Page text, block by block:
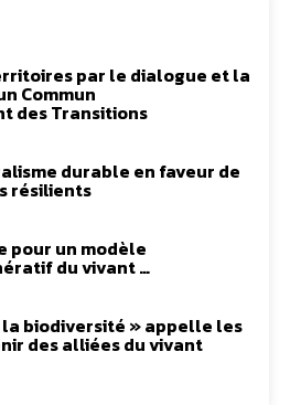
par le dialogue et la
Commun
des Transitions
durable en faveur de
résilients
pour un modèle
du vivant …
la biodiversité » appelle les
des alliées du vivant